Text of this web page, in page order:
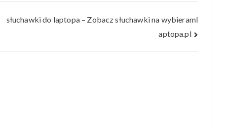
słuchawki do laptopa – Zobacz słuchawki na wybieraml
aptopa.pl